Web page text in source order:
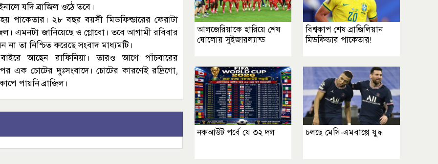
যদি ব্রাজিল ওঠে তবে।
পাকেতার। ২৮ বছর বয়সী মিডফিল্ডারের ফেরাটা
এমনটা জানিয়েছে ও গ্লোবো। তবে আগামী রবিবার
তা নিশ্চিত করেছে সংবাদ মাধ্যমটি।
আছেন রাফিনিয়া। তারও আগে পাঁচবারের
এক চোটের দুঃসংবাদে। চোটের কারণেই রদ্রিগো,
পায়নি ব্রাজিল।
আলজেরিয়াকে হারিয়ে শেষ
ষোলোয় সুইজারল্যান্ড
বিশ্বকাপ শেষ ব্রাজিলিয়ান
মিডফিল্ডার পাকেতার!
নকআউট পর্বে যে ৩২ দল চলছে মেসি-এমবাপ্পে যুদ্ধ